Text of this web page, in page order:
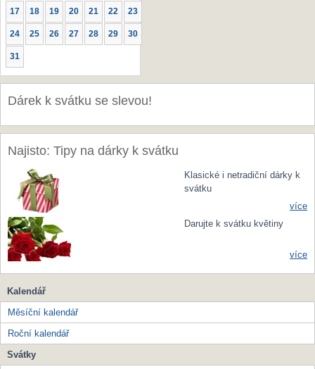
17 18 19 20 21 22 23
24 25 26 27 28 29 30
31
Dárek k svátku se slevou!
Najisto: Tipy na dárky k svátku
Klasické i netradiční dárky k
svátku
více
Darujte k svátku květiny
více
Kalendář
Měsíční kalendář
Roční kalendář
Svátky